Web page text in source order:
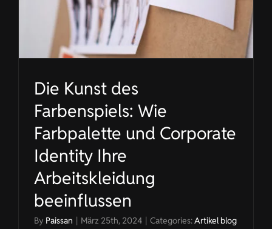
Die Kunst des
Farbenspiels: Wie
Farbpalette und Corporate
Identity Ihre
Arbeitskleidung
beeinflussen
By Paissan | März 25th, 2024 | Categories:Artikel blog